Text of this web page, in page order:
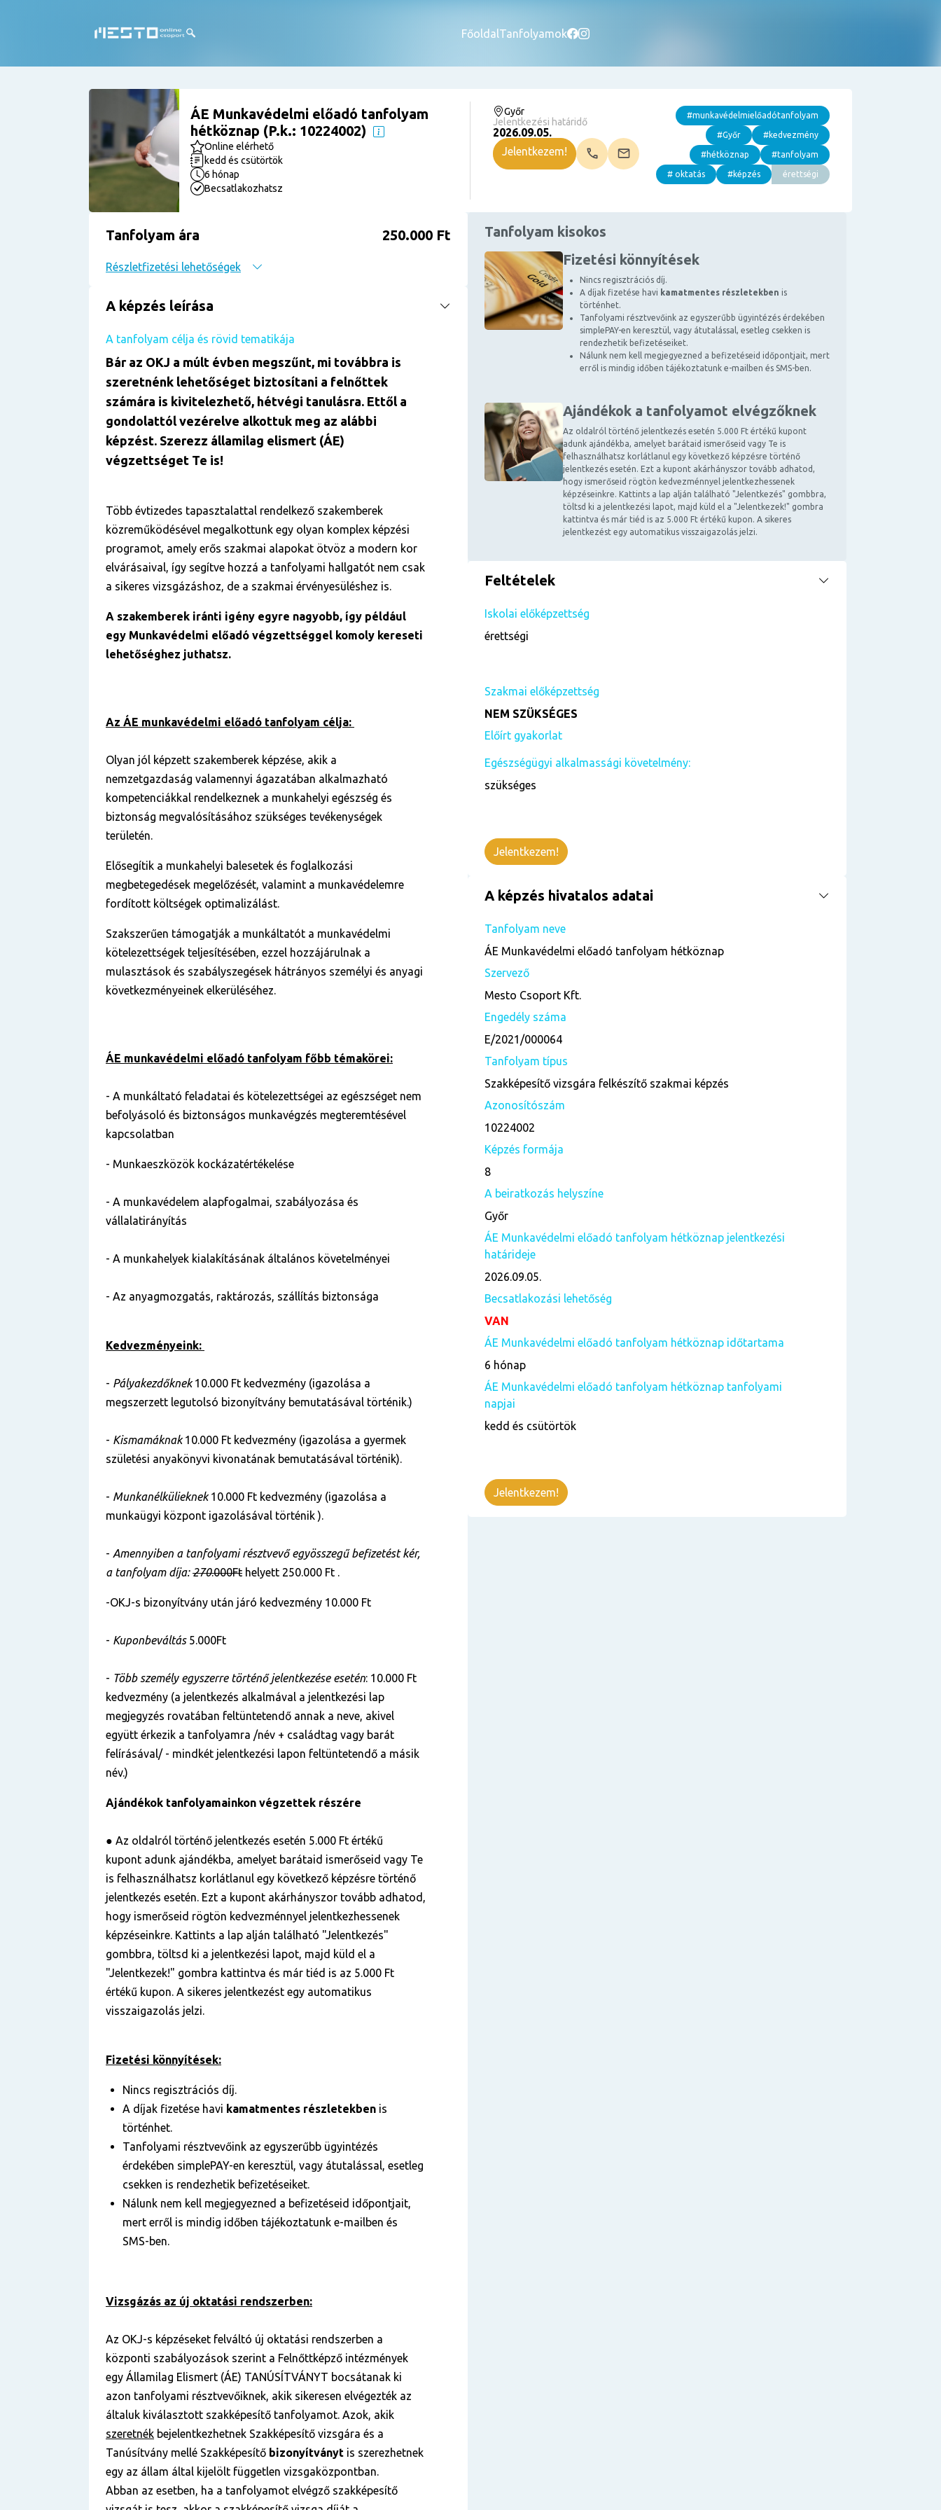
Főoldal Tanfolyamok
ÁE Munkavédelmi előadó tanfolyam
hétköznap (P.k.: 10224002)
Online elérhető
kedd és csütörtök
6 hónap
Becsatlakozhatsz
Győr
Jelentkezési határidő
2026.09.05.
Jelentkezem!
#munkavédelmielőadótanfolyam
#Győr #kedvezmény
#hétköznap #tanfolyam
# oktatás #képzés érettségi
Tanfolyam ára 250.000 Ft
Részletfizetési lehetőségek
A képzés leírása
A tanfolyam célja és rövid tematikája
Bár az OKJ a múlt évben megszűnt, mi továbbra is
szeretnénk lehetőséget biztosítani a felnőttek
számára is kivitelezhető, hétvégi tanulásra. Ettől a
gondolattól vezérelve alkottuk meg az alábbi
képzést. Szerezz államilag elismert (ÁE)
végzettséget Te is!
Több évtizedes tapasztalattal rendelkező szakemberek
közreműködésével megalkottunk egy olyan komplex képzési
programot, amely erős szakmai alapokat ötvöz a modern kor
elvárásaival, így segítve hozzá a tanfolyami hallgatót nem csak
a sikeres vizsgázáshoz, de a szakmai érvényesüléshez is.
A szakemberek iránti igény egyre nagyobb, így például
egy Munkavédelmi előadó végzettséggel komoly kereseti
lehetőséghez juthatsz.
Az ÁE munkavédelmi előadó tanfolyam célja:
Olyan jól képzett szakemberek képzése, akik a
nemzetgazdaság valamennyi ágazatában alkalmazható
kompetenciákkal rendelkeznek a munkahelyi egészség és
biztonság megvalósításához szükséges tevékenységek
területén.
Elősegítik a munkahelyi balesetek és foglalkozási
megbetegedések megelőzését, valamint a munkavédelemre
fordított költségek optimalizálást.
Szakszerűen támogatják a munkáltatót a munkavédelmi
kötelezettségek teljesítésében, ezzel hozzájárulnak a
mulasztások és szabályszegések hátrányos személyi és anyagi
következményeinek elkerüléséhez.
ÁE munkavédelmi előadó tanfolyam főbb témakörei:
- A munkáltató feladatai és kötelezettségei az egészséget nem
befolyásoló és biztonságos munkavégzés megteremtésével
kapcsolatban
- Munkaeszközök kockázatértékelése
- A munkavédelem alapfogalmai, szabályozása és
vállalatirányítás
- A munkahelyek kialakításának általános követelményei
- Az anyagmozgatás, raktározás, szállítás biztonsága
Kedvezményeink:
- Pályakezdőknek10.000 Ft kedvezmény (igazolása a
megszerzett legutolsó bizonyítvány bemutatásával történik.)
- Kismamáknak10.000 Ft kedvezmény (igazolása a gyermek
születési anyakönyvi kivonatának bemutatásával történik).
- Munkanélkülieknek10.000 Ft kedvezmény (igazolása a
munkaügyi központ igazolásával történik ).
- Amennyiben a tanfolyami résztvevő egyösszegű befizetést kér,
a tanfolyam díja:270.000Ft helyett 250.000 Ft .
-OKJ-s bizonyítvány után járó kedvezmény 10.000 Ft
- Kuponbeváltás5.000Ft
- Több személy egyszerre történő jelentkezése esetén: 10.000 Ft
kedvezmény (a jelentkezés alkalmával a jelentkezési lap
megjegyzés rovatában feltüntetendő annak a neve, akivel
együtt érkezik a tanfolyamra /név + családtag vagy barát
felírásával/ - mindkét jelentkezési lapon feltüntetendő a másik
név.)
Ajándékok tanfolyamainkon végzettek részére
● Az oldalról történő jelentkezés esetén 5.000 Ft értékű
kupont adunk ajándékba, amelyet barátaid ismerőseid vagy Te
is felhasználhatsz korlátlanul egy következő képzésre történő
jelentkezés esetén. Ezt a kupont akárhányszor tovább adhatod,
hogy ismerőseid rögtön kedvezménnyel jelentkezhessenek
képzéseinkre. Kattints a lap alján található "Jelentkezés"
gombbra, töltsd ki a jelentkezési lapot, majd küld el a
"Jelentkezek!" gombra kattintva és már tiéd is az 5.000 Ft
értékű kupon. A sikeres jelentkezést egy automatikus
visszaigazolás jelzi.
Fizetési könnyítések:
Nincs regisztrációs díj.
A díjak fizetése havi kamatmentes részletekben is
történhet.
Tanfolyami résztvevőink az egyszerűbb ügyintézés
érdekében simplePAY-en keresztül, vagy átutalással, esetleg
csekken is rendezhetik befizetéseiket.
Nálunk nem kell megjegyezned a befizetéseid időpontjait,
mert erről is mindig időben tájékoztatunk e-mailben és
SMS-ben.
Vizsgázás az új oktatási rendszerben:
Az OKJ-s képzéseket felváltó új oktatási rendszerben a
központi szabályozások szerint a Felnőttképző intézmények
egy Államilag Elismert (ÁE) TANÚSÍTVÁNYT bocsátanak ki
azon tanfolyami résztvevőiknek, akik sikeresen elvégezték az
általuk kiválasztott szakképesítő tanfolyamot. Azok, akik
szeretnék bejelentkezhetnek Szakképesítő vizsgára és a
Tanúsítvány mellé Szakképesítő bizonyítványt is szerezhetnek
egy az állam által kijelölt független vizsgaközpontban.
Abban az esetben, ha a tanfolyamot elvégző szakképesítő
Tanfolyam kisokos
Fizetési könnyítések
Nincs regisztrációs díj.
A díjak fizetése havi kamatmentes részletekben is
történhet.
Tanfolyami résztvevőink az egyszerűbb ügyintézés érdekében
simplePAY-en keresztül, vagy átutalással, esetleg csekken is
rendezhetik befizetéseiket.
Nálunk nem kell megjegyezned a befizetéseid időpontjait, mert
erről is mindig időben tájékoztatunk e-mailben és SMS-ben.
Ajándékok a tanfolyamot elvégzőknek
Az oldalról történő jelentkezés esetén 5.000 Ft értékű kupont
adunk ajándékba, amelyet barátaid ismerőseid vagy Te is
felhasználhatsz korlátlanul egy következő képzésre történő
jelentkezés esetén. Ezt a kupont akárhányszor tovább adhatod,
hogy ismerőseid rögtön kedvezménnyel jelentkezhessenek
képzéseinkre. Kattints a lap alján található "Jelentkezés" gombbra,
töltsd ki a jelentkezési lapot, majd küld el a "Jelentkezek!" gombra
kattintva és már tiéd is az 5.000 Ft értékű kupon. A sikeres
jelentkezést egy automatikus visszaigazolás jelzi.
Feltételek
Iskolai előképzettség
érettségi
Szakmai előképzettség
NEM SZÜKSÉGES
Előírt gyakorlat
Egészségügyi alkalmassági követelmény:
szükséges
Jelentkezem!
A képzés hivatalos adatai
Tanfolyam neve
ÁE Munkavédelmi előadó tanfolyam hétköznap
Szervező
Mesto Csoport Kft.
Engedély száma
E/2021/000064
Tanfolyam típus
Szakképesítő vizsgára felkészítő szakmai képzés
Azonosítószám
10224002
Képzés formája
8
A beiratkozás helyszíne
Győr
ÁE Munkavédelmi előadó tanfolyam hétköznap jelentkezési
határideje
2026.09.05.
Becsatlakozási lehetőség
VAN
ÁE Munkavédelmi előadó tanfolyam hétköznap időtartama
6 hónap
ÁE Munkavédelmi előadó tanfolyam hétköznap tanfolyami
napjai
kedd és csütörtök
Jelentkezem!